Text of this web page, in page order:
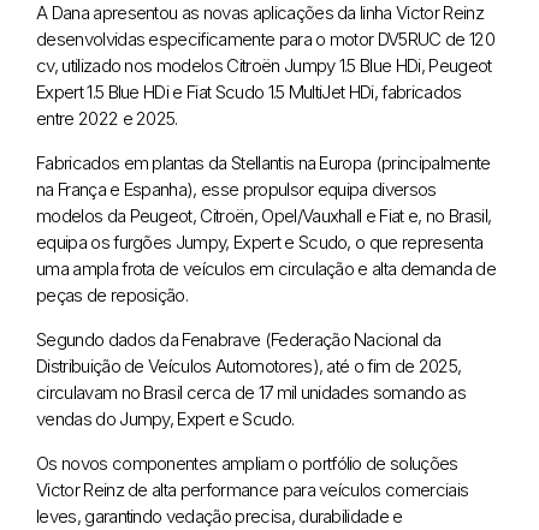
A Dana apresentou as novas aplicações da linha Victor Reinz
desenvolvidas especificamente para o motor DV5RUC de 120
cv, utilizado nos modelos Citroën Jumpy 1.5 Blue HDi, Peugeot
Expert 1.5 Blue HDi e Fiat Scudo 1.5 MultiJet HDi, fabricados
entre 2022 e 2025.
Fabricados em plantas da Stellantis na Europa (principalmente
na França e Espanha), esse propulsor equipa diversos
modelos da Peugeot, Citroën, Opel/Vauxhall e Fiat e, no Brasil,
equipa os furgões Jumpy, Expert e Scudo, o que representa
uma ampla frota de veículos em circulação e alta demanda de
peças de reposição.
Segundo dados da Fenabrave (Federação Nacional da
Distribuição de Veículos Automotores), até o fim de 2025,
circulavam no Brasil cerca de 17 mil unidades somando as
vendas do Jumpy, Expert e Scudo.
Os novos componentes ampliam o portfólio de soluções
Victor Reinz de alta performance para veículos comerciais
leves, garantindo vedação precisa, durabilidade e